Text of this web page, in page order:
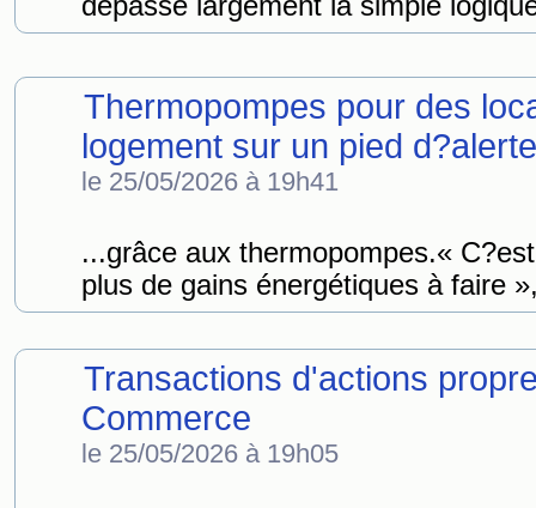
Thermopompes pour des
logement sur un pied d?alerte
le 25/05/2026 à 19h41
...grâce aux thermopompes.«
plus de gains énergétiques à faire
Transactions d'actions
Commerce
le 25/05/2026 à 19h05